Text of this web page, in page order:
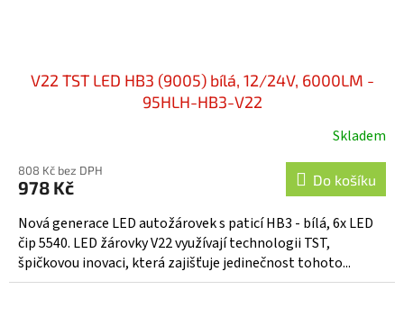
V22 TST LED HB3 (9005) bílá, 12/24V, 6000LM -
95HLH-HB3-V22
Skladem
808 Kč bez DPH
978 Kč Do košíku
Nová generace LED autožárovek s paticí HB3 - bílá, 6x LED
čip 5540. LED žárovky V22 využívají technologii TST,
špičkovou inovaci, která zajišťuje jedinečnost tohoto...